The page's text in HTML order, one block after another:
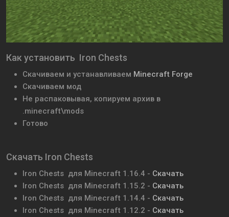
Как установить Iron Chests
Скачиваем и устанавливаем Minecraft Forge
Скачиваем мод
Не распаковывая, копируем архив в
.minecraft\mods
Готово
Скачать Iron Chests
Iron Chests для Minecraft 1.16.4 - Скачать
Iron Chests для Minecraft 1.15.2 - Скачать
Iron Chests для Minecraft 1.14.4 - Скачать
Iron Chests для Minecraft 1.12.2 - Скачать